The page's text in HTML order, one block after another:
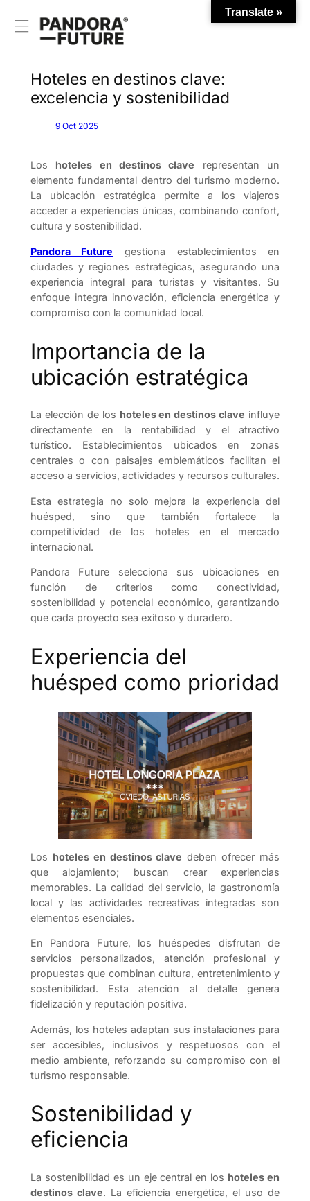
Hoteles en destinos clave:
excelencia y sostenibilidad
9 Oct 2025
Los hoteles en destinos clave representan un
elemento fundamental dentro del turismo moderno.
La ubicación estratégica permite a los viajeros
acceder a experiencias únicas, combinando confort,
cultura y sostenibilidad.
Pandora Future gestiona establecimientos en
ciudades y regiones estratégicas, asegurando una
experiencia integral para turistas y visitantes. Su
enfoque integra innovación, eficiencia energética y
compromiso con la comunidad local.
Importancia de la
ubicación estratégica
La elección de los hoteles en destinos clave influye
directamente en la rentabilidad y el atractivo
turístico. Establecimientos ubicados en zonas
centrales o con paisajes emblemáticos facilitan el
acceso a servicios, actividades y recursos culturales.
Esta estrategia no solo mejora la experiencia del
huésped, sino que también fortalece la
competitividad de los hoteles en el mercado
internacional.
Pandora Future selecciona sus ubicaciones en
función de criterios como conectividad,
sostenibilidad y potencial económico, garantizando
que cada proyecto sea exitoso y duradero.
Experiencia del
huésped como prioridad
Los hoteles en destinos clave deben ofrecer más
que alojamiento; buscan crear experiencias
memorables. La calidad del servicio, la gastronomía
local y las actividades recreativas integradas son
elementos esenciales.
En Pandora Future, los huéspedes disfrutan de
servicios personalizados, atención profesional y
propuestas que combinan cultura, entretenimiento y
sostenibilidad. Esta atención al detalle genera
fidelización y reputación positiva.
Además, los hoteles adaptan sus instalaciones para
ser accesibles, inclusivos y respetuosos con el
medio ambiente, reforzando su compromiso con el
turismo responsable.
Sostenibilidad y
eficiencia
La sostenibilidad es un eje central en los hoteles en
destinos clave. La eficiencia energética, el uso de
Translate »